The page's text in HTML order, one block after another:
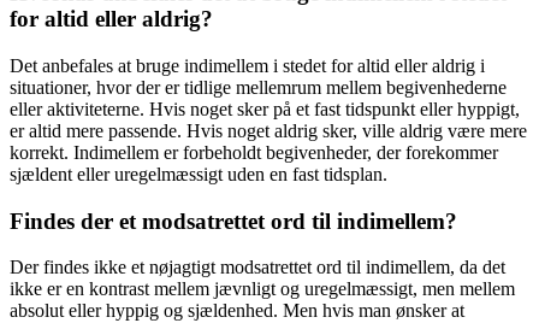
for altid eller aldrig?
Det anbefales at bruge indimellem i stedet for altid eller aldrig i
situationer, hvor der er tidlige mellemrum mellem begivenhederne
eller aktiviteterne. Hvis noget sker på et fast tidspunkt eller hyppigt,
er altid mere passende. Hvis noget aldrig sker, ville aldrig være mere
korrekt. Indimellem er forbeholdt begivenheder, der forekommer
sjældent eller uregelmæssigt uden en fast tidsplan.
Findes der et modsatrettet ord til indimellem?
Der findes ikke et nøjagtigt modsatrettet ord til indimellem, da det
ikke er en kontrast mellem jævnligt og uregelmæssigt, men mellem
absolut eller hyppig og sjældenhed. Men hvis man ønsker at